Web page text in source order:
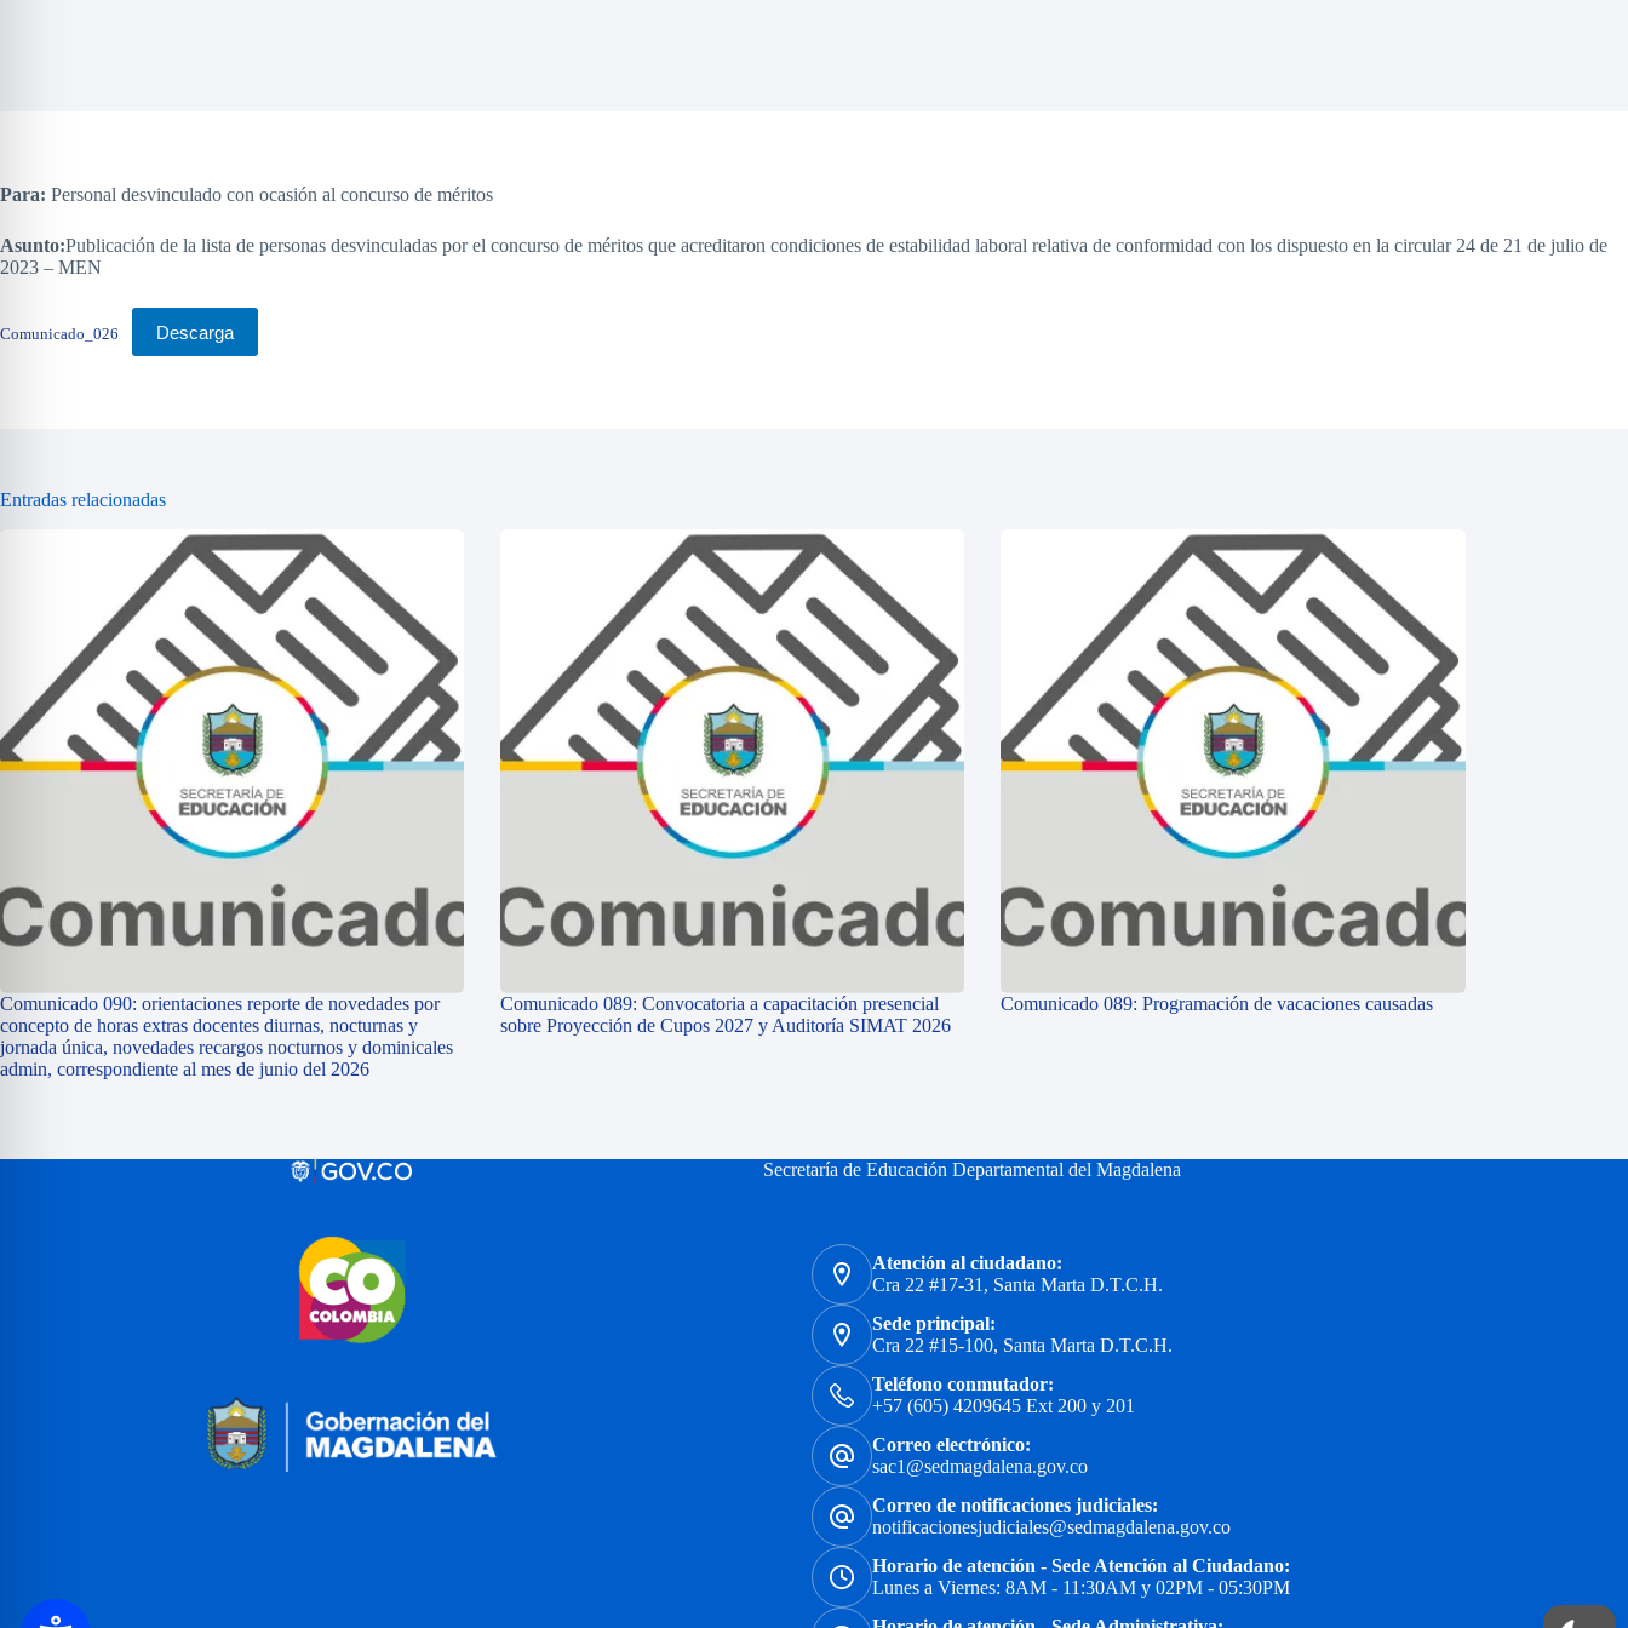
Para: Personal desvinculado con ocasión al concurso de méritos
Asunto:Publicación de la lista de personas desvinculadas por el concurso de méritos que acreditaron condiciones de estabilidad laboral relativa de conformidad con los dispuesto en la circular 24 de 21 de julio de
2023 – MEN
Comunicado_026 Descarga
Entradas relacionadas
Comunicado 090: orientaciones reporte de novedades por
concepto de horas extras docentes diurnas, nocturnas y
jornada única, novedades recargos nocturnos y dominicales
admin, correspondiente al mes de junio del 2026
Comunicado 089: Convocatoria a capacitación presencial
sobre Proyección de Cupos 2027 y Auditoría SIMAT 2026
Comunicado 089: Programación de vacaciones causadas
Secretaría de Educación Departamental del Magdalena
Atención al ciudadano:
Cra 22 #17-31, Santa Marta D.T.C.H.
Sede principal:
Cra 22 #15-100, Santa Marta D.T.C.H.
Teléfono conmutador:
+57 (605) 4209645 Ext 200 y 201
Correo electrónico:
sac1@sedmagdalena.gov.co
Correo de notificaciones judiciales:
notificacionesjudiciales@sedmagdalena.gov.co
Horario de atención - Sede Atención al Ciudadano:
Lunes a Viernes: 8AM - 11:30AM y 02PM - 05:30PM